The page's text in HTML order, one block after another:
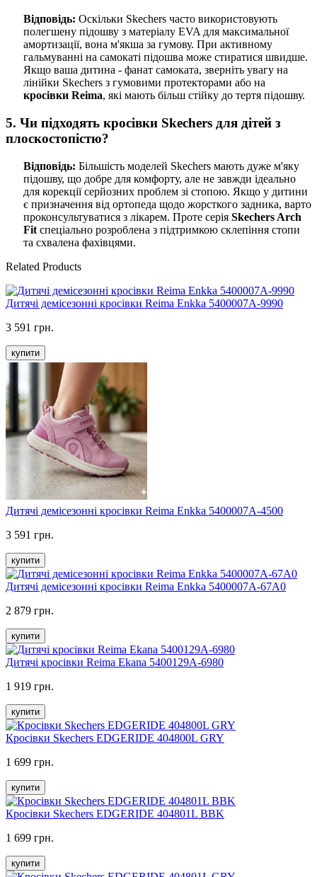
Відповідь: Оскільки Skechers часто використовують
полегшену підошву з матеріалу EVA для максимальної
амортизації, вона м'якша за гумову. При активному
гальмуванні на самокаті підошва може стиратися швидше.
Якщо ваша дитина - фанат самоката, зверніть увагу на
лінійки Skechers з гумовими протекторами або на
кросівки Reima, які мають більш стійку до тертя підошву.
5. Чи підходять кросівки Skechers для дітей з
плоскостопістю?
Відповідь: Більшість моделей Skechers мають дуже м'яку
підошву, що добре для комфорту, але не завжди ідеально
для корекції серйозних проблем зі стопою. Якщо у дитини
є призначення від ортопеда щодо жорсткого задника, варто
проконсультуватися з лікарем. Проте серія Skechers Arch
Fit спеціально розроблена з підтримкою склепіння стопи
та схвалена фахівцями.
Related Products
Дитячі демісезонні кросівки Reima Enkka 5400007A-9990
3 591 грн.
купити
Дитячі демісезонні кросівки Reima Enkka 5400007A-4500
3 591 грн.
купити
Дитячі демісезонні кросівки Reima Enkka 5400007A-67A0
2 879 грн.
купити
Дитячі кросівки Reima Ekana 5400129A-6980
1 919 грн.
купити
Кросівки Skechers EDGERIDE 404800L GRY
1 699 грн.
купити
Кросівки Skechers EDGERIDE 404801L BBK
1 699 грн.
купити